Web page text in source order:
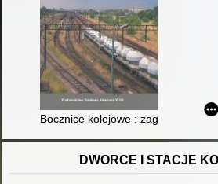
Bocznice kolejowe : zagadnienia
DWORCE I STACJE